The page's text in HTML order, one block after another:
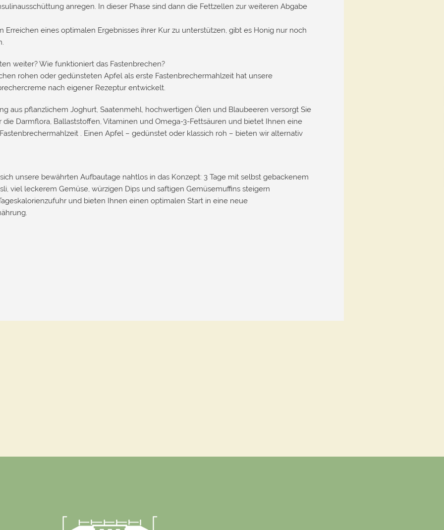
anregen. In dieser Phase sind dann die Fettzellen zur weiteren Abgabe
Erreichen eines optimalen Ergebnisses ihrer Kur zu unterstützen, gibt es Honig nur noch
weiter? Wie funktioniert das Fastenbrechen?
rohen oder gedünsteten Apfel als erste Fastenbrechermahlzeit hat unsere
nach eigener Rezeptur entwickelt.
aus pflanzlichem Joghurt, Saatenmehl, hochwertigen Ölen und Blaubeeren versorgt Sie
Darmflora, Ballaststoffen, Vitaminen und Omega-3-Fettsäuren und bietet Ihnen eine
. Einen Apfel – gedünstet oder klassich roh – bieten wir alternativ
unsere bewährten Aufbautage nahtlos in das Konzept: 3 Tage mit selbst gebackenem
viel leckerem Gemüse, würzigen Dips und saftigen Gemüsemuffins steigern
und bieten Ihnen einen optimalen Start in eine neue